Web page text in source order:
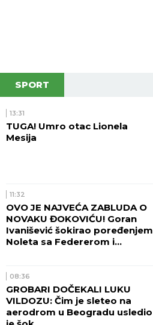
SPORT
13:31
TUGA! Umro otac Lionela
Mesija
11:32
OVO JE NAJVEĆA ZABLUDA O
NOVAKU ĐOKOVIĆU! Goran
Ivanišević šokirao poređenjem
Noleta sa Federerom i
08:36
GROBARI DOČEKALI LUKU
VILDOZU: Čim je sleteo na
aerodrom u Beogradu usledio